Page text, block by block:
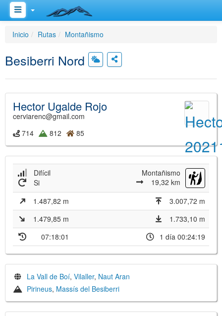
Inicio Rutas Montañismo
Besiberri Nord
Hector Ugalde Rojo
cerviarenc@gmail.com
714
812 85
Difícil
Montañismo
19,32 km
Si
1.487,82 m
3.007,72 m
1.479,85 m
1.733,10 m
07:18:01
1 día 00:24:19
La Vall de Boí, Vilaller, Naut Aran
Pirineus, Massís del Besiberri